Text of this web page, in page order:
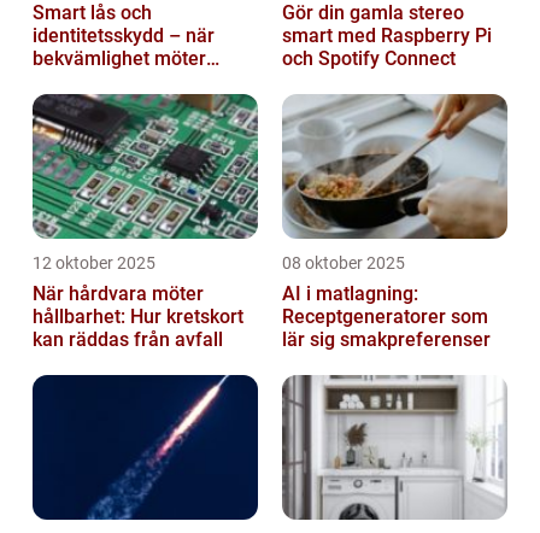
Smart lås och
identitetsskydd – när
bekvämlighet möter
Gör din gamla stereo
smart med Raspberry Pi
och Spotify Connect
12 oktober 2025
När hårdvara möter
hållbarhet: Hur kretskort
kan räddas från avfall
08 oktober 2025
AI i matlagning:
Receptgeneratorer som
lär sig smakpreferenser